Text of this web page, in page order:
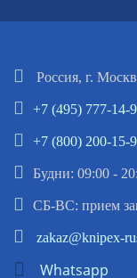
Россия, г.
+7 (495) 777-14-
+7 (800) 200-15-
Будни: 09:00 -
СБ-ВС: прием
zakaz@knipex-
Whatsapp